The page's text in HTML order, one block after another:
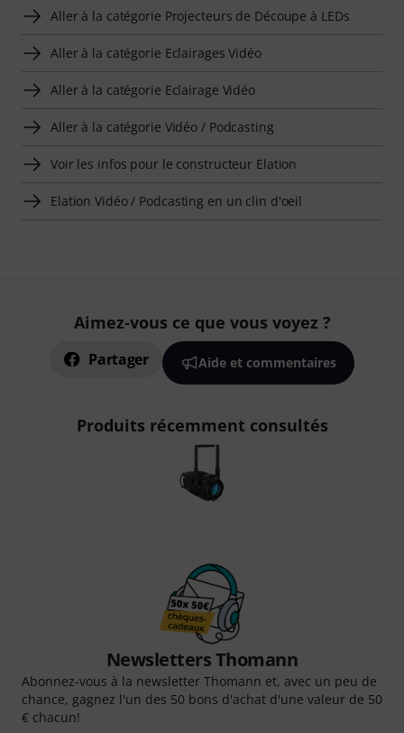
Aller à la catégorie Projecteurs de Découpe à LEDs
Aller à la catégorie Eclairages Vidéo
Aller à la catégorie Eclairage Vidéo
Aller à la catégorie Vidéo / Podcasting
Voir les infos pour le constructeur Elation
Elation Vidéo / Podcasting en un clin d'oeil
Aimez-vous ce que vous voyez ?
Partager Aide et commentaires
Produits récemment consultés
Newsletters Thomann
Abonnez-vous à la newsletter Thomann et, avec un peu de
chance, gagnez l'un des 50 bons d'achat d'une valeur de 50
€ chacun!